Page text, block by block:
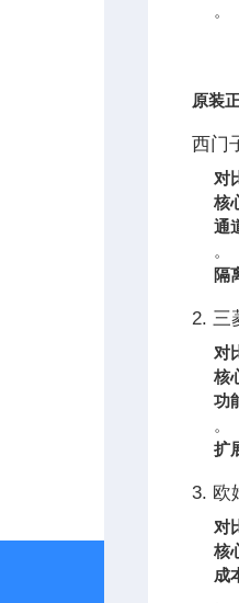
。
原装
西门
对
核
通
。
隔
2. 三
对
核
功
。
扩
3. 欧
对
核
成
。